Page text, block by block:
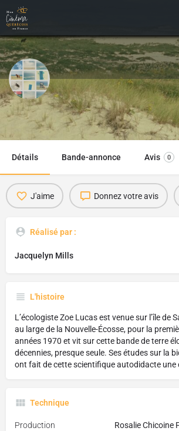
Geographies of Solitude
2022 - 1h43
Détails Bande-annonce Avis 0
J'aime Donnez votre avis
Réalisé par :
Jacquelyn Mills
L'histoire
L’écologiste Zoe Lucas est venue sur l’île de
au large de la Nouvelle-Écosse, pour la
années 1970 et vit sur cette bande de terre
décennies, presque seule. Ses études sur la
ont fait de cette scientifique autodidacte une
Technique
Production Rosalie Chicoine